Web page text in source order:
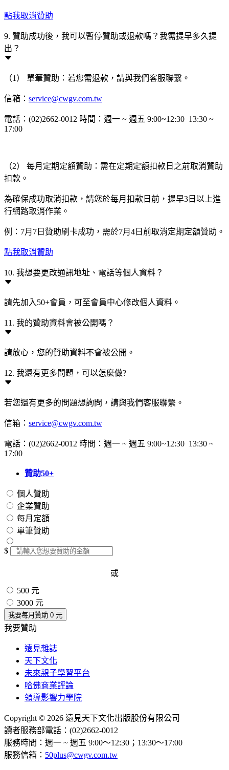
點我取消贊助
9. 贊助成功後，我可以暫停贊助或退款嗎？我需提早多久提
出？
（1） 單筆贊助：若您需退款，請與我們客服聯繫。
信箱： service@cwgv.com.tw
電話：(02)2662-0012 時間：週一 ~ 週五 9:00~12:30 13:30 ~
17:00
（2） 每月定期定額贊助：需在定期定額扣款日之前取消贊助
扣款。
為確保成功取消扣款，請您於每月扣款日前，提早3日以上進
行網路取消作業。
例：7月7日贊助刷卡成功，需於7月4日前取消定期定額贊助。
點我取消贊助
10. 我想要更改通訊地址、電話等個人資料？
請先加入50+會員，可至會員中心修改個人資料。
11. 我的贊助資料會被公開嗎？
請放心，您的贊助資料不會被公開。
12. 我還有更多問題，可以怎麼做?
若您還有更多的問題想詢問，請與我們客服聯繫。
信箱： service@cwgv.com.tw
電話：(02)2662-0012 時間：週一 ~ 週五 9:00~12:30 13:30 ~
17:00
贊助50+
個人贊助
企業贊助
每月定額
單筆贊助
$
或
500 元
3000 元
我要每月贊助 0 元
我要贊助
遠見雜誌
天下文化
未來親子學習平台
哈佛商業評論
領導影響力學院
Copyright © 2026 遠見天下文化出版股份有限公司
讀者服務部電話：(02)2662-0012
服務時間：週一 ~ 週五 9:00～12:30；13:30～17:00
服務信箱： 50plus@cwgv.com.tw